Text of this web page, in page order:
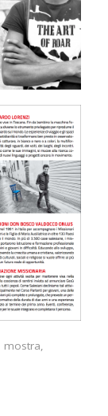
mostra,